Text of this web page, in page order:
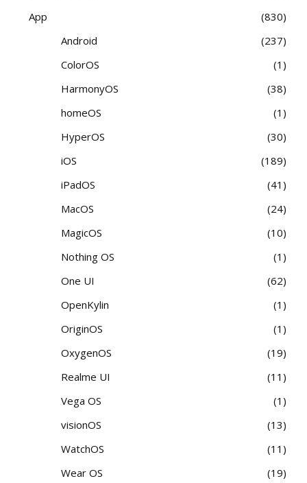
App
830
Android
237
ColorOS
1
HarmonyOS
38
homeOS
1
HyperOS
30
iOS
189
iPadOS
41
MacOS
24
MagicOS
10
Nothing OS
1
One UI
62
OpenKylin
1
OriginOS
1
OxygenOS
19
Realme UI
11
Vega OS
1
visionOS
13
WatchOS
11
Wear OS
19